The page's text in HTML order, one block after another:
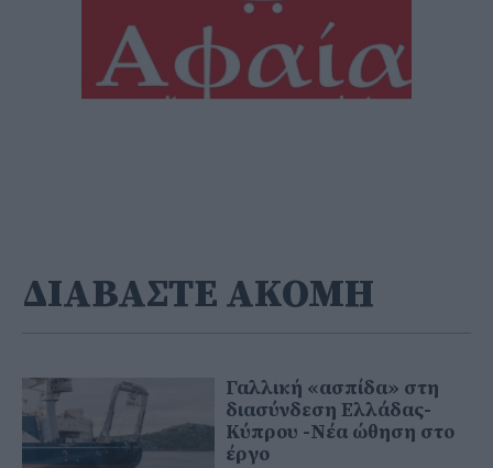
ΔΙΑΒΑΣΤΕ ΑΚΟΜΗ
Γαλλική «ασπίδα» στη
διασύνδεση Ελλάδας-
Κύπρου -Νέα ώθηση στο
έργο